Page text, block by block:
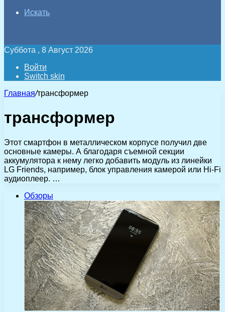
Искать
Суббота , 8 Август 2026
Войти
Switch skin
Главная/трансформер
трансформер
Этот смартфон в металлическом корпусе получил две
основные камеры. А благодаря съемной секции
аккумулятора к нему легко добавить модуль из линейки
LG Friends, например, блок управления камерой или Hi-Fi
аудиоплеер. …
Обзоры